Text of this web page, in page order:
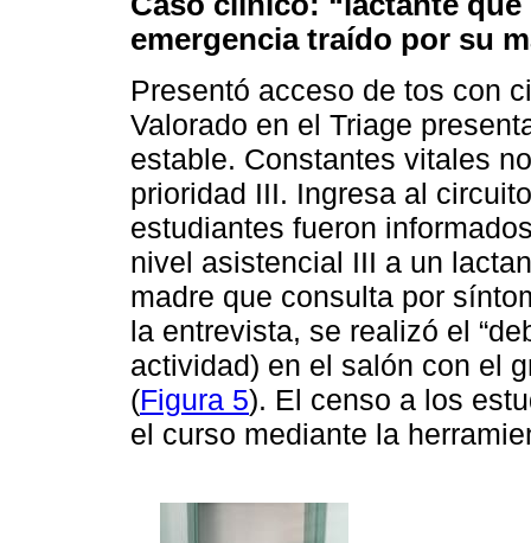
emergencia traído por su
Presentó acceso de tos con
Valorado en el Triage
estable. Constantes vitales
prioridad III. Ingresa al
estudiantes fueron
nivel asistencial III a un
madre que consulta por
la entrevista, se realizó el
actividad) en el salón con el
(Figura 5). El censo a los
el curso mediante la